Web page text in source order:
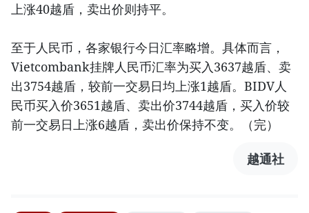
上涨40越盾，卖出价则持平。
至于人民币，各家银行今日汇率略增。具体而言，
Vietcombank挂牌人民币汇率为买入3637越盾、卖
出3754越盾，较前一交易日均上涨1越盾。BIDV人
民币买入价3651越盾、卖出价3744越盾，买入价较
前一交易日上涨6越盾，卖出价保持不变。（完）
越通社